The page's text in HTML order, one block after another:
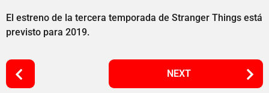
El estreno de la tercera temporada de Stranger Things está
previsto para 2019.
P
o
NEXT